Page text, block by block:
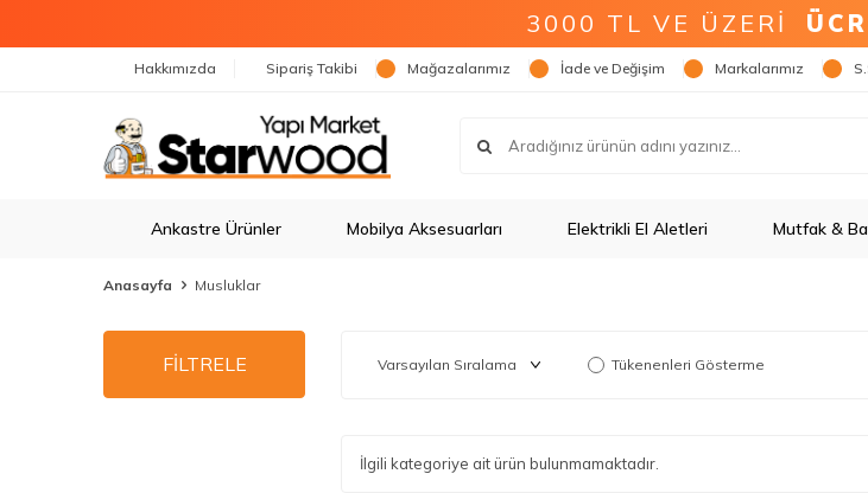
3000 TL VE ÜZERİ
Hakkımızda Sipariş Takibi Mağazalarımız İade ve Değişim Markalarımız
Ankastre Ürünler Mobilya Aksesuarları Elektrikli El Aletleri Mutfak &
Anasayfa Musluklar
FİLTRELE Tükenenleri Gösterme
İlgili kategoriye ait ürün bulunmamaktadır.